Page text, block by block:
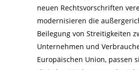
neuen Rechtsvorschriften
modernisieren die
Beilegung von Streitigkeiten
Unternehmen und
Europäischen Union, passen